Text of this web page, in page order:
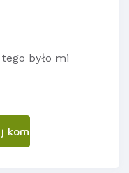
było mi
komentarzy